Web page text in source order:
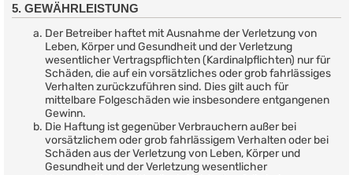
5. GEWÄHRLEISTUNG
Der Betreiber haftet mit Ausnahme der Verletzung von
Leben, Körper und Gesundheit und der Verletzung
wesentlicher Vertragspflichten (Kardinalpflichten) nur für
Schäden, die auf ein vorsätzliches oder grob fahrlässiges
Verhalten zurückzuführen sind. Dies gilt auch für
mittelbare Folgeschäden wie insbesondere entgangenen
Gewinn.
Die Haftung ist gegenüber Verbrauchern außer bei
vorsätzlichem oder grob fahrlässigem Verhalten oder bei
Schäden aus der Verletzung von Leben, Körper und
Gesundheit und der Verletzung wesentlicher